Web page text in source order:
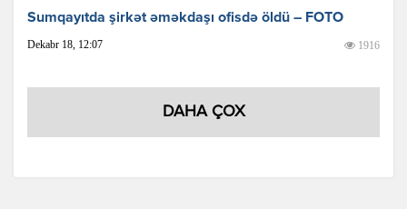
Sumqayıtda şirkət əməkdaşı ofisdə öldü – FOTO
Dekabr 18, 12:07 1916
DAHA ÇOX